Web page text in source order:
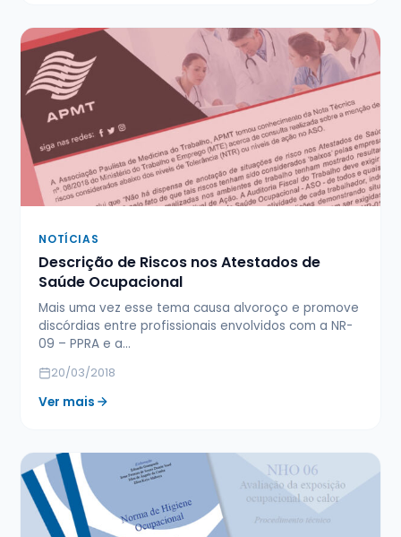
NOTÍCIAS
Descrição de Riscos nos Atestados de
Saúde Ocupacional
Mais uma vez esse tema causa alvoroço e promove
discórdias entre profissionais envolvidos com a NR-
09 – PPRA e a…
20/03/2018
Ver mais